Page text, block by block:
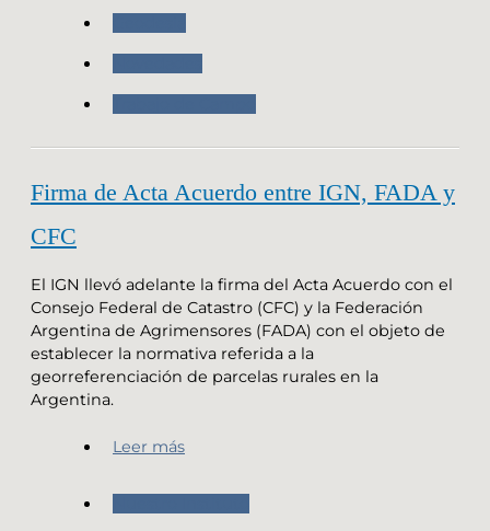
Firma de Acta Acuerdo entre IGN, FADA y
CFC
El IGN llevó adelante la firma del Acta Acuerdo con el
Consejo Federal de Catastro (CFC) y la Federación
Argentina de Agrimensores (FADA) con el objeto de
establecer la normativa referida a la
georreferenciación de parcelas rurales en la
Argentina.
Leer más